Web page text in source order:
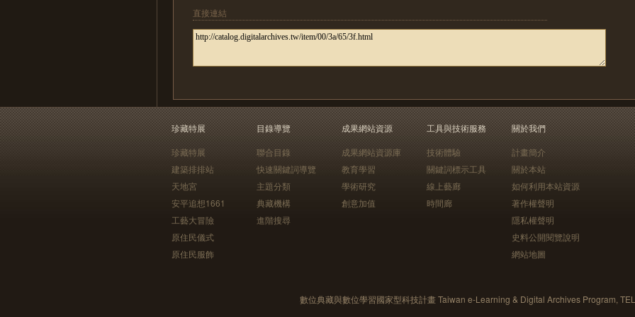
直接連結
珍藏特展
珍藏特展
建築排排站
天地宮
安平追想1661
工藝大冒險
原住民儀式
原住民服飾
目錄導覽
聯合目錄
快速關鍵詞導覽
主題分類
典藏機構
進階搜尋
成果網站資源
成果網站資源庫
教育學習
學術研究
創意加值
工具與技術服務
技術體驗
關鍵詞標示工具
線上藝廊
時間廊
關於我們
計畫簡介
關於本站
如何利用本站資源
著作權聲明
隱私權聲明
史料公開閱覽說明
網站地圖
數位典藏與數位學習國家型科技計畫 Taiwan e-Learning & Digital Archives Program,